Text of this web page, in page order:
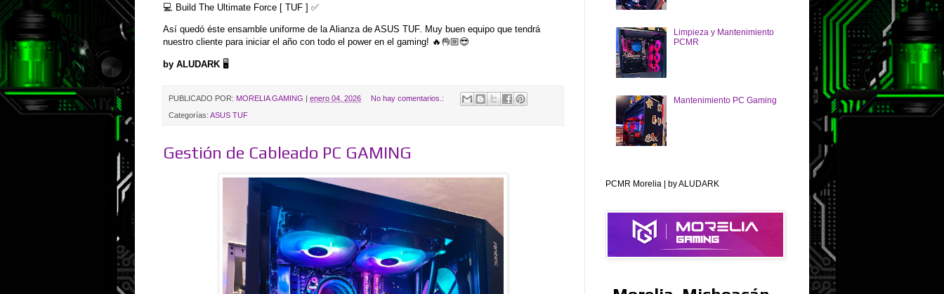
💻 Build The Ultimate Force [ TUF ] ✅
Así quedó éste ensamble uniforme de la Alianza de ASUS TUF. Muy buen equipo que tendrá
nuestro cliente para iniciar el año con todo el power en el gaming! 🔥👌🏼😎
by ALUDARK 🖥️
PUBLICADO POR: MORELIA GAMING | enero 04, 2026 No hay comentarios.:
Categorías: ASUS TUF
Gestión de Cableado PC GAMING
Limpieza y Mantenimiento
PCMR
Mantenimiento PC Gaming
PCMR Morelia | by ALUDARK